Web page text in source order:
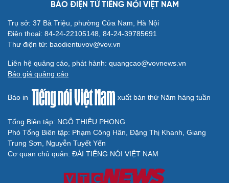
BÁO ĐIỆN TỬ TIẾNG NÓI VIỆT NAM
Trụ sở: 37 Bà Triệu, phường Cửa Nam, Hà Nội
Điện thoại: 84-24-22105148, 84-24-39785691
Thư điện tử: baodientuvov@vov.vn
Liên hệ quảng cáo, phát hành: quangcao@vovnews.vn
Báo giá quảng cáo
Báo in xuất bản thứ Năm hàng tuần
Tổng Biên tập: NGÔ THIỆU PHONG
Phó Tổng Biên tập: Phạm Công Hân, Đặng Thị Khanh, Giang
Trung Sơn, Nguyễn Tuyết Yến
Cơ quan chủ quản: ĐÀI TIẾNG NÓI VIỆT NAM